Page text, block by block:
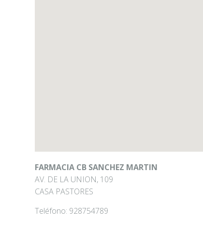
FARMACIA CB SANCHEZ MARTIN
AV. DE LA UNION, 109
CASA PASTORES
Teléfono: 928754789